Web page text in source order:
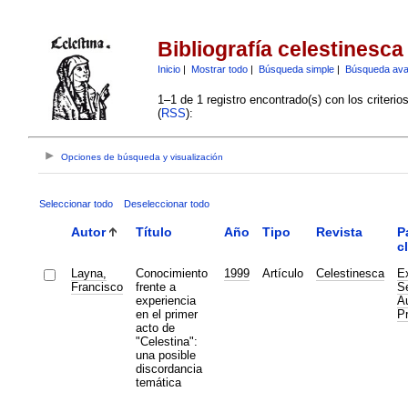
Bibliografía celestinesca
Inicio| Mostrar todo| Búsqueda simple| Búsqueda
1–1 de 1 registro encontrado(s) con los
(RSS):
Opciones de búsqueda y visualización
Seleccionar todo Deseleccionar todo
Autor Título Año Tipo Revista
Layna,
Francisco
Conocimiento
frente a
experiencia
en el primer
acto de
"Celestina":
una posible
discordancia
temática
1999 Artículo Celestinesca